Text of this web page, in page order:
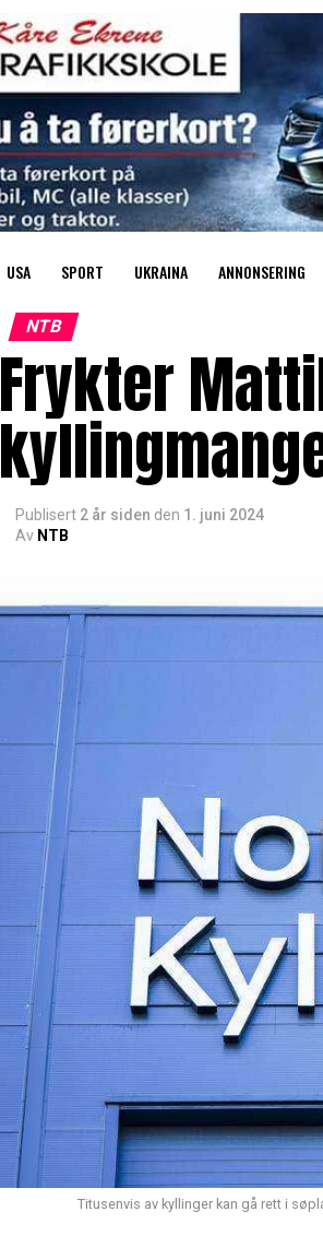
USA SPORT UKRAINA ANNONSERING
NTB
Frykter
Publisert 2 år siden den 1. juni 2024
Av NTB
Titusenvis av kyllinger kan gå rett i